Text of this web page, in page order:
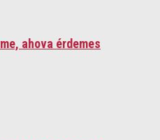
ahova érdemes